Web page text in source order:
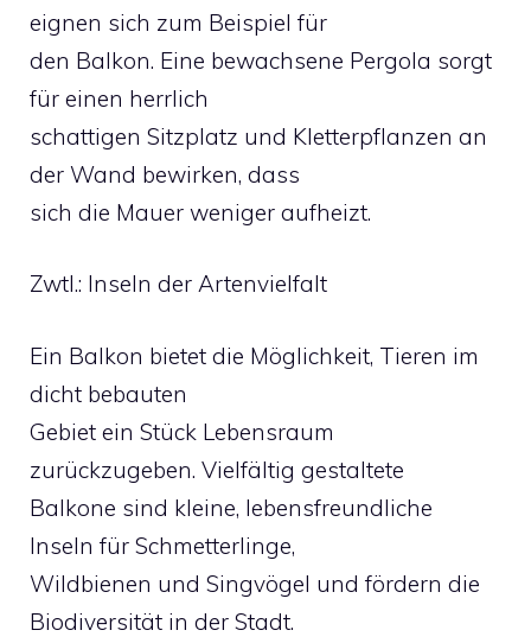
eignen sich zum Beispiel für
den Balkon. Eine bewachsene Pergola sorgt
für einen herrlich
schattigen Sitzplatz und Kletterpflanzen an
der Wand bewirken, dass
sich die Mauer weniger aufheizt.
Zwtl.: Inseln der Artenvielfalt
Ein Balkon bietet die Möglichkeit, Tieren im
dicht bebauten
Gebiet ein Stück Lebensraum
zurückzugeben. Vielfältig gestaltete
Balkone sind kleine, lebensfreundliche
Inseln für Schmetterlinge,
Wildbienen und Singvögel und fördern die
Biodiversität in der Stadt.